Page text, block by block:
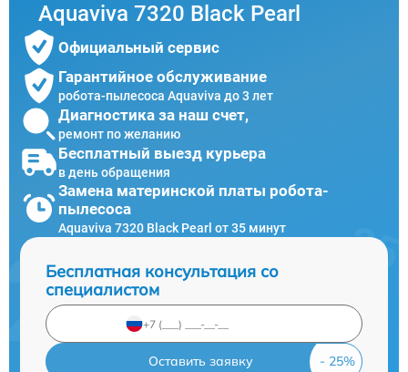
Aquaviva 7320 Black Pearl
Официальный сервис
Гарантийное обслуживание
робота-пылесоса Aquaviva до 3 лет
Диагностика за наш счет,
ремонт по желанию
Бесплатный выезд курьера
в день обращения
Замена материнской платы робота-
пылесоса
Aquaviva 7320 Black Pearl от 35 минут
Бесплатная консультация со
специалистом
Оставить заявку